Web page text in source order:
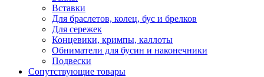
Вставки
Для браслетов, колец, бус и брелков
Для сережек
Концевики, кримпы, каллоты
Обниматели для бусин и наконечники
Подвески
Сопутствующие товары